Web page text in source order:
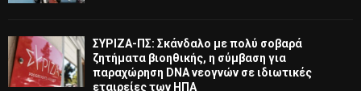
ΣΥΡΙΖΑ-ΠΣ: Σκάνδαλο με πολύ σοβαρά
ζητήματα βιοηθικής, η σύμβαση για
παραχώρηση DNA νεογνών σε ιδιωτικές
εταιρείες των ΗΠΑ